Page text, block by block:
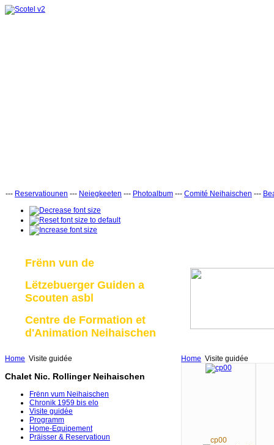
--- Reservatiounen --- Neiegkeeten --- Photoalbum --- Comité Neihaischen ---
Frënn vun de
Lëtzebuerger Guiden a
Scouten asbl
Centre de Formation et
d'Animation Neihaischen
Home Visite guidée
Chalet Nic. Rollinger Neihaischen
Frënn vum Neihaischen
Chronik 1959 bis elo
Visite guidée
Programm
Home-Equipement
Präisser & Reservatioun
Home Visite guidée
cp00